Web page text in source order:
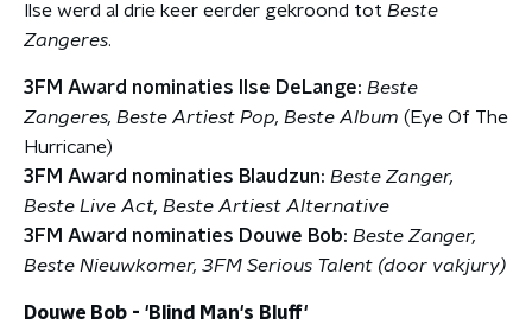
Ilse werd al drie keer eerder gekroond tot Beste
Zangeres.
3FM Award nominaties Ilse DeLange: Beste
Zangeres, Beste Artiest Pop, Beste Album (Eye Of The
Hurricane)
3FM Award nominaties Blaudzun: Beste Zanger,
Beste Live Act, Beste Artiest Alternative
3FM Award nominaties Douwe Bob: Beste Zanger,
Beste Nieuwkomer, 3FM Serious Talent (door vakjury)
Douwe Bob - 'Blind Man's Bluff'